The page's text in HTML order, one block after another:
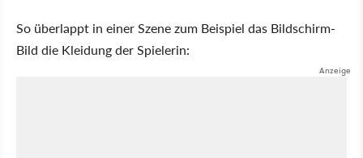
So überlappt in einer Szene zum Beispiel das Bildschirm-
Bild die Kleidung der Spielerin: